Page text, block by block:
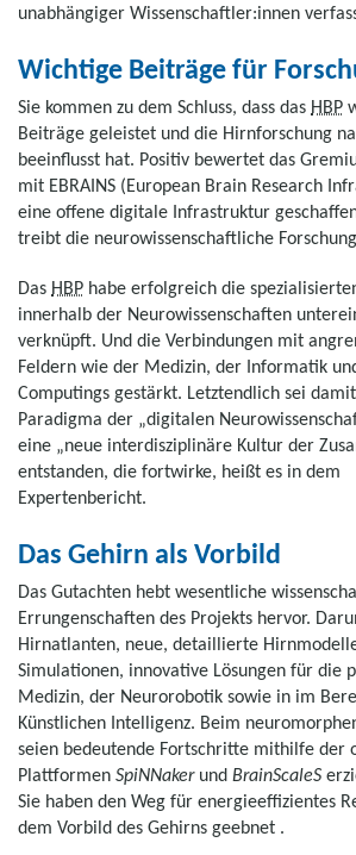
unabhängiger Wissenschaftler:innen
Wichtige Beiträge für
Sie kommen zu dem Schluss, dass das HBP
Beiträge geleistet und die Hirnforschung
beeinflusst hat. Positiv bewertet das
mit EBRAINS (European Brain Research
eine offene digitale Infrastruktur
treibt die neurowissenschaftliche
Das HBP habe erfolgreich die
innerhalb der Neurowissenschaften
verknüpft. Und die Verbindungen mit
Feldern wie der Medizin, der Informatik
Computings gestärkt. Letztendlich sei
Paradigma der „digitalen
eine „neue interdisziplinäre Kultur der
entstanden, die fortwirke, heißt es in dem
Expertenbericht.
Das Gehirn als Vorbild
Das Gutachten hebt wesentliche
Errungenschaften des Projekts hervor.
Hirnatlanten, neue, detaillierte
Simulationen, innovative Lösungen für die
Medizin, der Neurorobotik sowie in im
Künstlichen Intelligenz. Beim
seien bedeutende Fortschritte mithilfe der
Plattformen SpiNNaker und BrainScaleS
Sie haben den Weg für energieeffizientes
dem Vorbild des Gehirns geebnet .